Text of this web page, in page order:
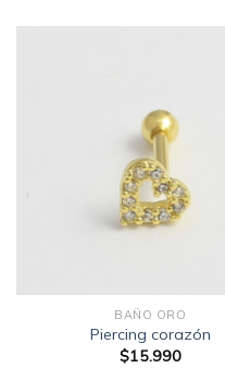
BAÑO ORO
Piercing corazón
$15.990